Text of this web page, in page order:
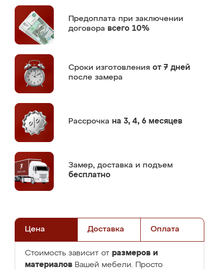
Предоплата при заключении
договора всего 10%
Сроки изготовления от 7 дней
после замера
Рассрочка на 3, 4, 6 месяцев
Замер, доставка и подъем
бесплатно
Цена Доставка Оплата
Стоимость зависит от размеров и
материалов Вашей мебели. Просто